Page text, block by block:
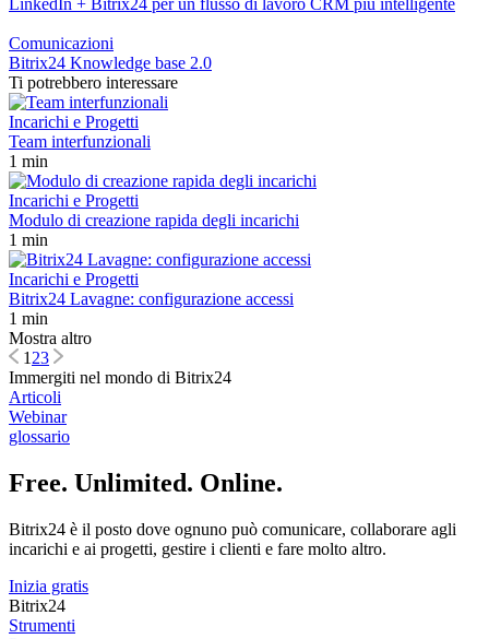
LinkedIn + Bitrix24 per un flusso di lavoro CRM più intelligente
Comunicazioni
Bitrix24 Knowledge base 2.0
Ti potrebbero interessare
Incarichi e Progetti
Team interfunzionali
1 min
Incarichi e Progetti
Modulo di creazione rapida degli incarichi
1 min
Incarichi e Progetti
Bitrix24 Lavagne: configurazione accessi
1 min
Mostra altro
123
Immergiti nel mondo di Bitrix24
Articoli
Webinar
glossario
Free. Unlimited. Online.
Bitrix24 è il posto dove ognuno può comunicare, collaborare agli
incarichi e ai progetti, gestire i clienti e fare molto altro.
Inizia gratis
Bitrix24
Strumenti